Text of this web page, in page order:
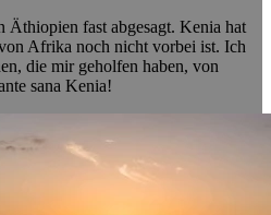
Äthiopien fast abgesagt. Kenia hat
Afrika noch nicht vorbei ist. Ich
die mir geholfen haben, von
sana Kenia!